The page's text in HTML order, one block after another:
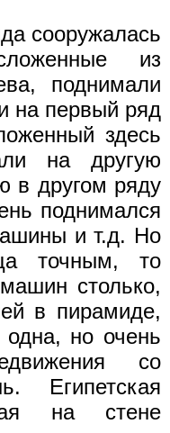
сооружалась
из
поднимали
на первый ряд
здесь
на другую
в другом ряду
поднимался
и т.д. Но
точным, то
столько,
в пирамиде,
но очень
со
Египетская
на стене